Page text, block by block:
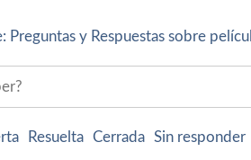
Preguntas y Respuestas sobre
Resuelta Cerrada Sin responder